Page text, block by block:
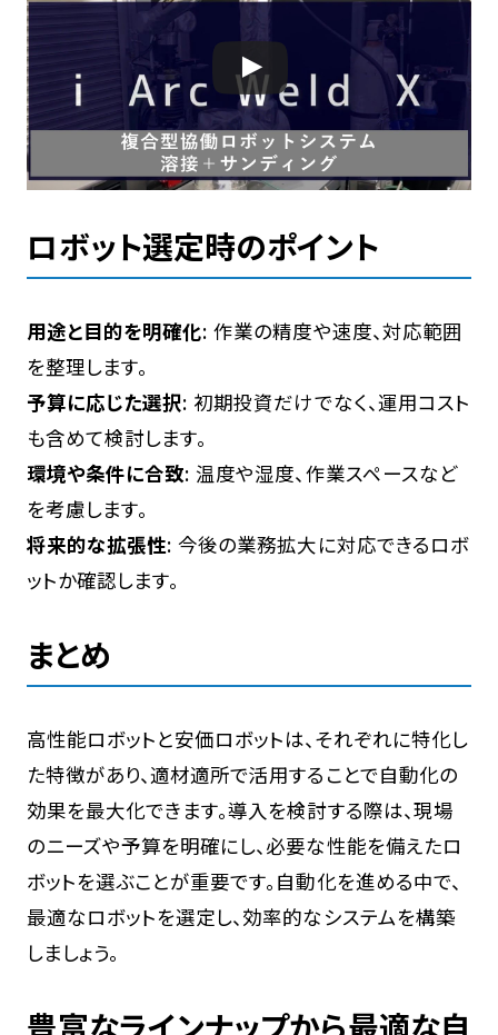
ロボット選定時のポイント
用途と目的を明確化: 作業の精度や速度、対応範囲
を整理します。
予算に応じた選択: 初期投資だけでなく、運用コスト
も含めて検討します。
環境や条件に合致: 温度や湿度、作業スペースなど
を考慮します。
将来的な拡張性: 今後の業務拡大に対応できるロボ
ットか確認します。
まとめ
高性能ロボットと安価ロボットは、それぞれに特化し
た特徴があり、適材適所で活用することで自動化の
効果を最大化できます。導入を検討する際は、現場
のニーズや予算を明確にし、必要な性能を備えたロ
ボットを選ぶことが重要です。自動化を進める中で、
最適なロボットを選定し、効率的なシステムを構築
しましょう。